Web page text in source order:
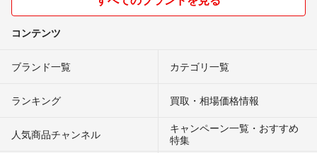
コンテンツ
ブランド一覧 カテゴリ一覧
ランキング 買取・相場価格情報
人気商品チャンネル
キャンペーン一覧・おすすめ
特集